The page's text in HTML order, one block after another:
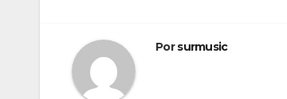
Porsurmusic